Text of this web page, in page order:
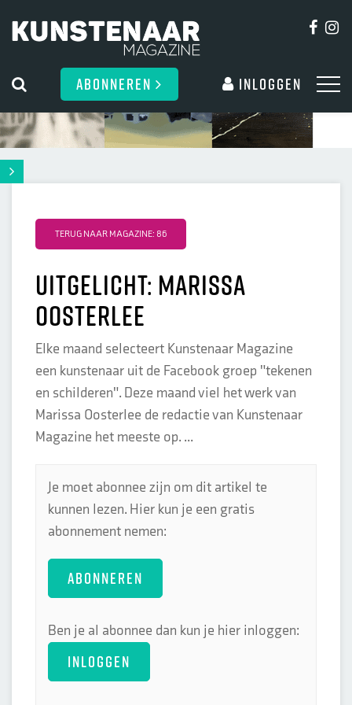
ABONNEREN Inloggen
TERUG NAAR MAGAZINE: 86
Uitgelicht: Marissa
Oosterlee
Elke maand selecteert Kunstenaar Magazine
een kunstenaar uit de Facebook groep "tekenen
en schilderen". Deze maand viel het werk van
Marissa Oosterlee de redactie van Kunstenaar
Magazine het meeste op. ...
Je moet abonnee zijn om dit artikel te
kunnen lezen. Hier kun je een gratis
abonnement nemen:
ABONNEREN
Ben je al abonnee dan kun je hier inloggen:
INLOGGEN